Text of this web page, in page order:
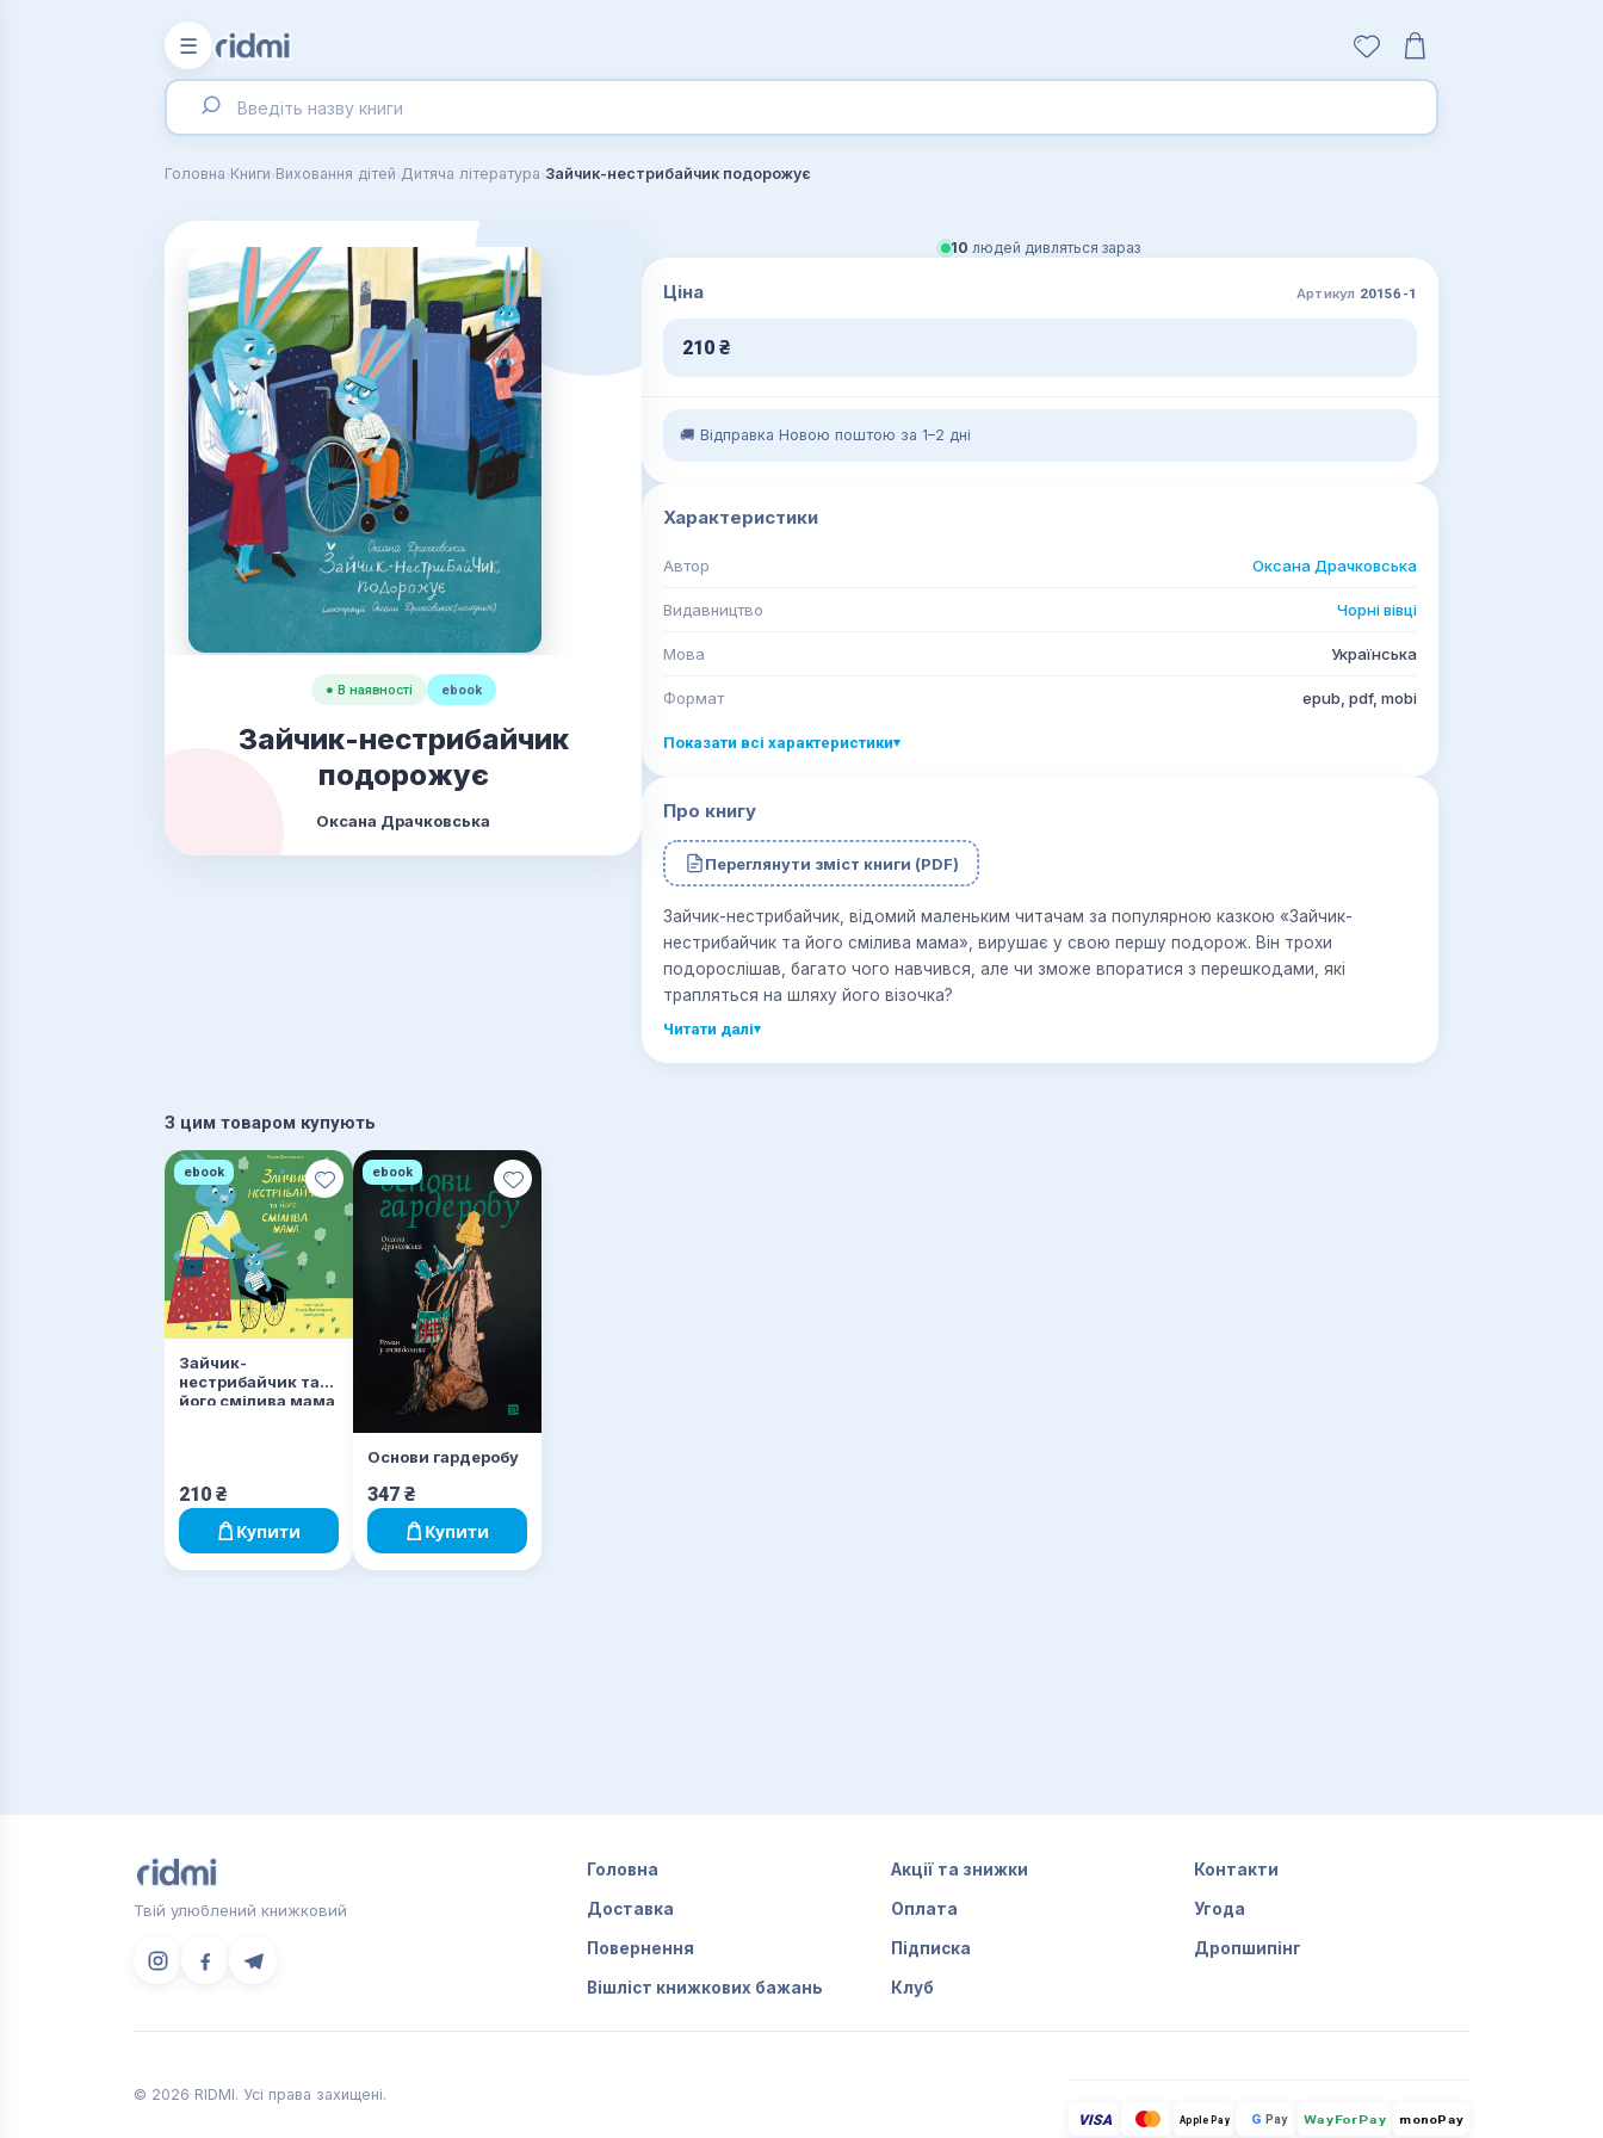
☰
Головна›Книги›Виховання дітей›Дитяча література›Зайчик-нестрибайчик подорожує
● В наявності ebook
Зайчик-нестрибайчик
подорожує
Оксана Драчковська
10 людей дивляться зараз
Ціна Артикул 20156-1
210 ₴
🚚 Відправка Новою поштою за 1–2 дні
Характеристики
Автор Оксана Драчковська
Видавництво Чорні вівці
Мова Українська
Формат epub, pdf, mobi
Показати всі характеристики▾
Про книгу
Переглянути зміст книги (PDF)
Зайчик-нестрибайчик, відомий маленьким читачам за популярною казкою «Зайчик-
нестрибайчик та його смілива мама», вирушає у свою першу подорож. Він трохи
подорослішав, багато чого навчився, але чи зможе впоратися з перешкодами, які
трапляться на шляху його візочка?
Читати далі▾
З цим товаром купують
ebook
Зайчик-
нестрибайчик та
його смілива мама
210 ₴
Купити
ebook
Основи гардеробу
347 ₴
Купити
Твій улюблений книжковий
Головна Акції та знижки Контакти
Доставка Оплата Угода
Повернення Підписка Дропшипінг
Вішліст книжкових бажань Клуб
© 2026 RIDMI. Усі права захищені.
VISA Apple Pay G Pay WayForPay monoPay